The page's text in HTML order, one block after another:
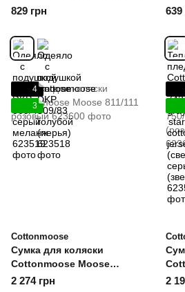
серый меланж
829 грн 639
4
3
Cottonmoose
Сумка для коляски
Cottonmoose Moose
811/111 розовый
2 274 грн 2